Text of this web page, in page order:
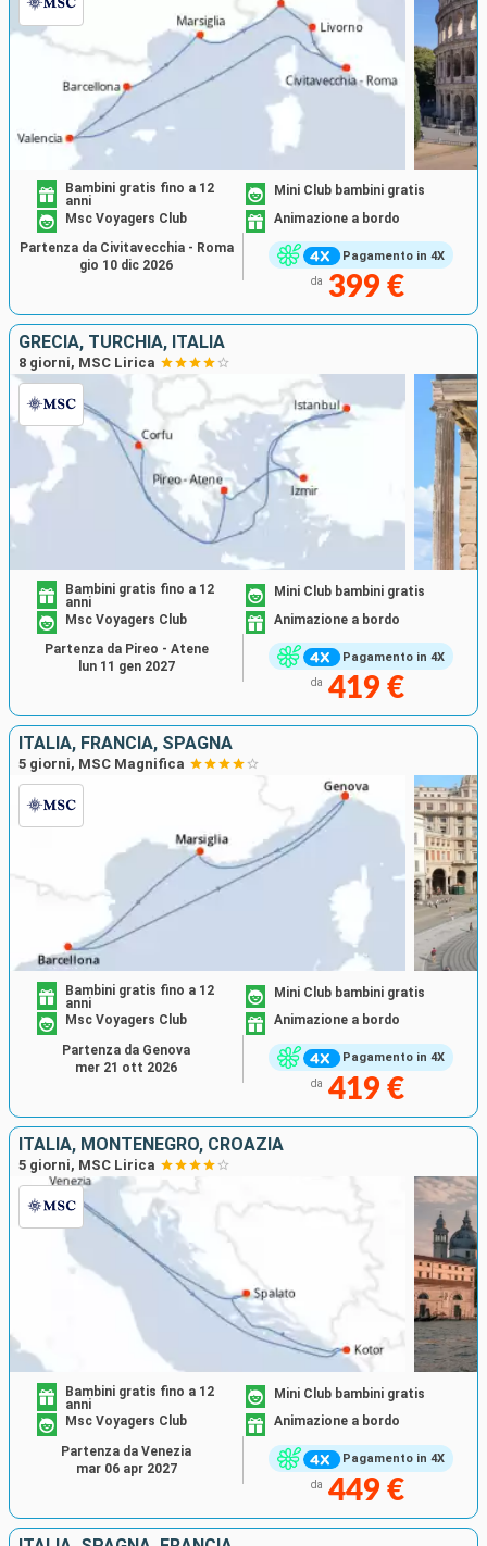
Pagamento in 4X
Bambini gratis fino a 12
anni
Mini Club bambini gratis
Msc Voyagers Club
Animazione a bordo
da 399 €
Partenza da Civitavecchia - Roma
gio 10 dic 2026
GRECIA, TURCHIA, ITALIA
8 giorni, MSC Lirica
Pagamento in 4X
Bambini gratis fino a 12
anni
Mini Club bambini gratis
Msc Voyagers Club
Animazione a bordo
da 419 €
Partenza da Pireo - Atene
lun 11 gen 2027
ITALIA, FRANCIA, SPAGNA
5 giorni, MSC Magnifica
Pagamento in 4X
Bambini gratis fino a 12
anni
Mini Club bambini gratis
Msc Voyagers Club
Animazione a bordo
da 419 €
Partenza da Genova
mer 21 ott 2026
ITALIA, MONTENEGRO, CROAZIA
5 giorni, MSC Lirica
Pagamento in 4X
Bambini gratis fino a 12
anni
Mini Club bambini gratis
Msc Voyagers Club
Animazione a bordo
da 449 €
Partenza da Venezia
mar 06 apr 2027